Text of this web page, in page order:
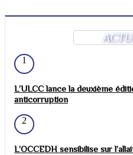
1
L’ULCC lance la deuxième
anticorruption
2
L’OCCEDH sensibilise sur